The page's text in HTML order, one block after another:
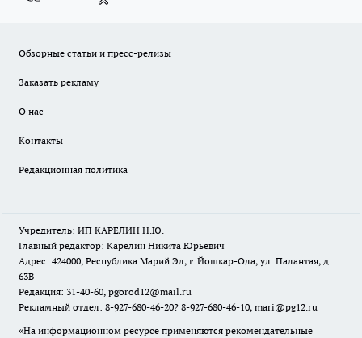
Обзорные статьи и пресс-релизы
Заказать рекламу
О нас
Контакты
Редакционная политика
Учредитель: ИП КАРЕЛИН Н.Ю.
Главный редактор: Карелин Никита Юрьевич
Адрес: 424000, Республика Марий Эл, г. Йошкар-Ола, ул. Палантая, д.
63В
Редакция: 31-40-60, pgorod12@mail.ru
Рекламный отдел: 8-927-680-46-20? 8-927-680-46-10, mari@pg12.ru
«На информационном ресурсе применяются рекомендательные